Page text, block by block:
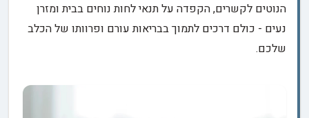
הנוטים לקשרים, הקפדה על תנאי לחות נוחים בבית ומזרן
נעים - כולם דרכים לתמוך בבריאות עורם ופרוותו של הכלב
שלכם.